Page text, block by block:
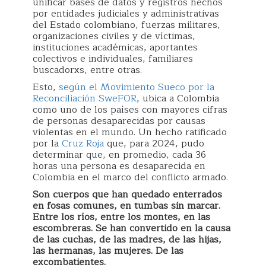
por entidades judiciales y administrativas
del Estado colombiano, fuerzas militares,
organizaciones civiles y de víctimas,
instituciones académicas, aportantes
colectivos e individuales, familiares
buscadorxs, entre otras.
Esto, según el Movimiento Sueco por la
Reconciliación SweFOR, ubica a Colombia
como uno de los países con mayores cifras
de personas desaparecidas por causas
violentas en el mundo. Un hecho ratificado
por laCruz Rojaque, para 2024, pudo
determinar que, en promedio, cada 36
horas una persona es desaparecida en
Colombia en el marco del conflicto armado.
Son cuerpos que han quedado enterrados
en fosas comunes, en tumbas sin marcar.
Entre los ríos, entre los montes, en las
escombreras. Se han convertido en la causa
de las cuchas, de las madres, de las hijas,
las hermanas, las mujeres. De las
excombatientes.